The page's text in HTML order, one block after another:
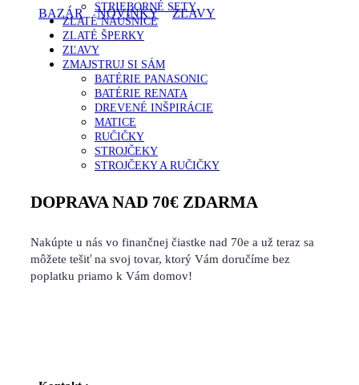
BAZÁR NOVINKY ZĽAVY
STRIEBORNÉ SETY
ZLATÉ NÁUŠNICE
ZLATÉ ŠPERKY
ZĽAVY
ZMAJSTRUJ SI SÁM
BATÉRIE PANASONIC
BATÉRIE RENATA
DREVENÉ INŠPIRÁCIE
MATICE
RUČIČKY
STROJČEKY
STROJČEKY A RUČIČKY
DOPRAVA NAD 70€ ZDARMA
Nakúpte u nás vo finančnej čiastke nad 70e a už teraz sa
môžete tešiť na svoj tovar, ktorý Vám doručíme bez
poplatku priamo k Vám domov!